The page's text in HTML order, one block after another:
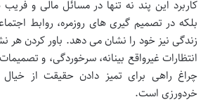
کاربرد این پند نه تنها در مسائل مالی و فریب
بلکه در تصمیم گیری های روزمره، روابط
زندگی نیز خود را نشان می دهد. باور کردن هر
انتظارات غیرواقع بینانه، سرخوردگی، و
چراغ راهی برای تمیز دادن حقیقت از
خردورزی است.